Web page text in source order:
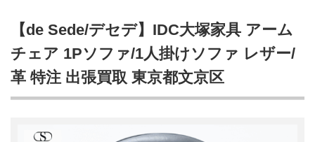
【de Sede/デセデ】IDC大塚家具 アーム
チェア 1Pソファ/1人掛けソファ レザー/
革 特注 出張買取 東京都文京区